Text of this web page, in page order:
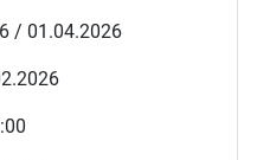
/ 01.04.2026